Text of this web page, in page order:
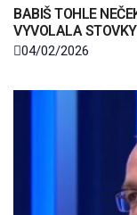
BABIŠ TOHLE
VYVOLALA STOVKY
04/02/2026